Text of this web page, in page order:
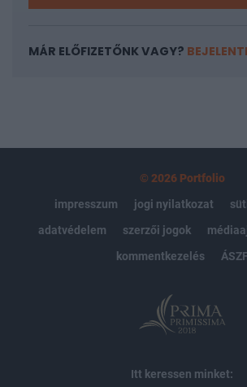
MÁR ELŐFIZETŐNK VAGY?
© 2026 Portfolio
impresszum
jogi nyilatkozat
adatvédelem
szerzői jogok
kommentkezelés
ÁSZF
Itt keressen minket: